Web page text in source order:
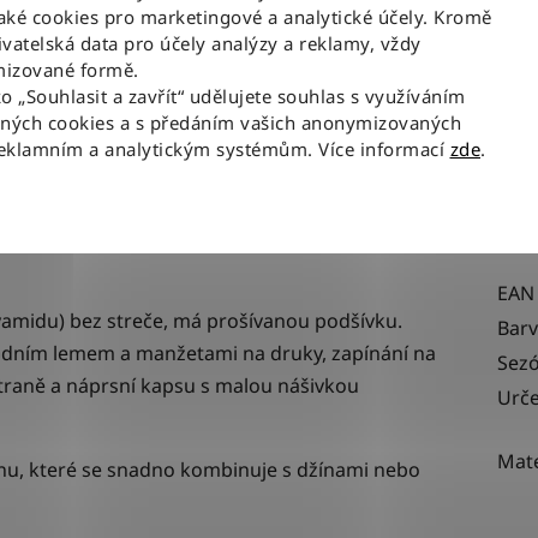
cookies pro marketingové a analytické účely. Kromě
data pro účely analýzy a reklamy, vždy
formě.
„Souhlasit a zavřít“ udělujete souhlas s využíváním
cookies a s předáním vašich anonymizovaných
a analytickým systémům. Více informací zde.
Popis
BLACK
bez streče, má prošívanou podšívku.
lemem a manžetami na druky, zapínání na
a náprsní kapsu s malou nášivkou
které se snadno kombinuje s džínami nebo
EAN